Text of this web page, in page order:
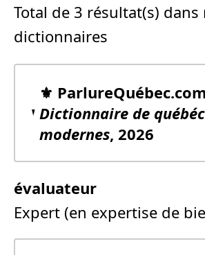
Total de 3 résultat(s) dans
dictionnaires
⚜️
Dictionnaire de
modernes, 2026
évaluateur
Expert (en expertise de